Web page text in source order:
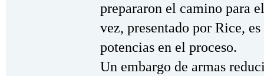
prepararon el camino para
vez, presentado por Rice,
potencias en el proceso.
Un embargo de armas